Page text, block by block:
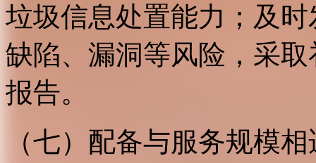
垃圾信息处置能力；及
缺陷、漏洞等风险，采
报告。
（七）配备与服务规模